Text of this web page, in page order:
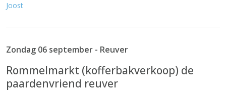
Joost
Zondag 06 september - Reuver
Rommelmarkt (kofferbakverkoop) de
paardenvriend reuver